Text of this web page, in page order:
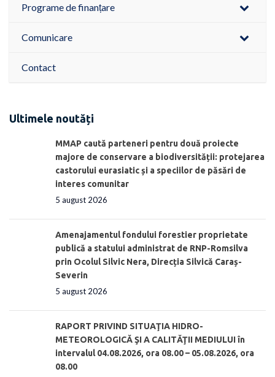
Programe de finanțare
Comunicare
Contact
Ultimele noutăți
MMAP caută parteneri pentru două proiecte
majore de conservare a biodiversității: protejarea
castorului eurasiatic și a speciilor de păsări de
interes comunitar
5 august 2026
Amenajamentul fondului forestier proprietate
publică a statului administrat de RNP-Romsilva
prin Ocolul Silvic Nera, Direcția Silvică Caraș-
Severin
5 august 2026
RAPORT PRIVIND SITUAŢIA HIDRO-
METEOROLOGICĂ ŞI A CALITĂŢII MEDIULUI în
intervalul 04.08.2026, ora 08.00 – 05.08.2026, ora
08.00